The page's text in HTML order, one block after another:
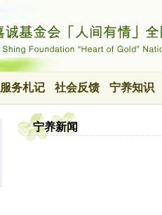
服务札记 社会反馈 宁养知识
宁养新闻